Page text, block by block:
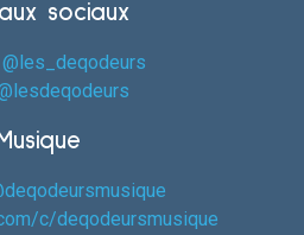
sociaux
@les_deqodeurs
c/deqodeursmusique